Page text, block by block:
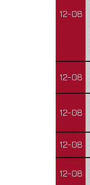
12-08
12-08
12-08
12-08
12-08